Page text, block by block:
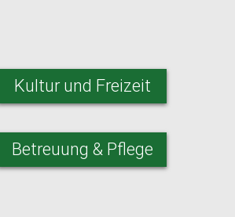
Kultur und Freizeit
Betreuung & Pflege